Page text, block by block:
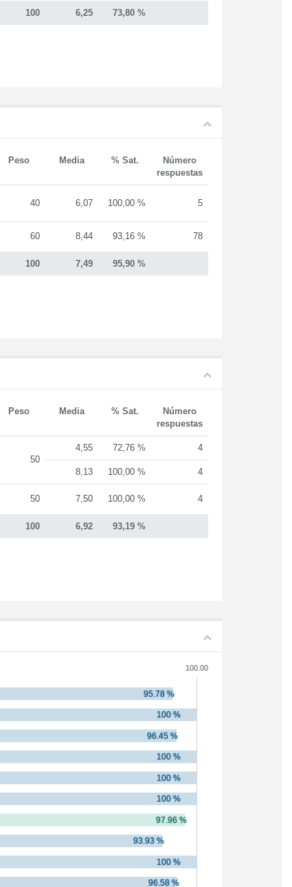
100 6,25 73,80 %
Peso Media % Sat.
Número
respuestas
100 7,49 95,90 %
40 6,07 100,00 % 5
60 8,44 93,16 % 78
Peso Media % Sat.
Número
respuestas
100 6,92 93,19 %
50
4,55 72,76 % 4
8,13 100,00 % 4
50 7,50 100,00 % 4
100.00